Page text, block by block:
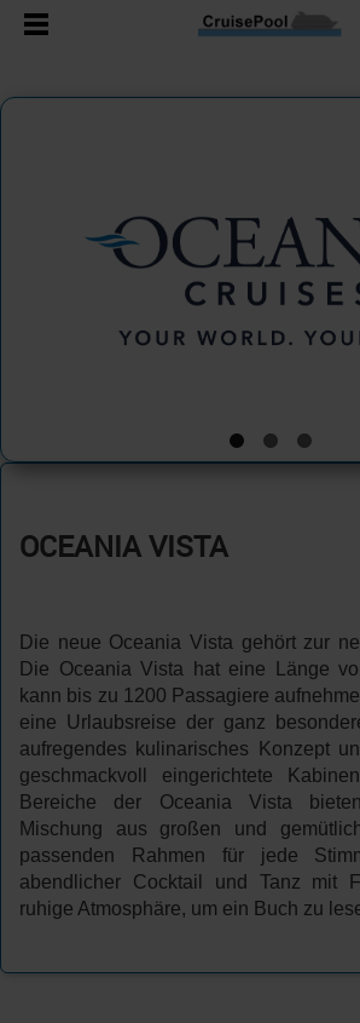
OCEANIA VISTA
Die neue Oceania Vista gehört zur
Die Oceania Vista hat eine Länge
kann bis zu 1200 Passagiere
eine Urlaubsreise der ganz
aufregendes kulinarisches Konzept
geschmackvoll eingerichtete
Bereiche der Oceania Vista
Mischung aus großen und
passenden Rahmen für jede
abendlicher Cocktail und Tanz mit
ruhige Atmosphäre, um ein Buch zu